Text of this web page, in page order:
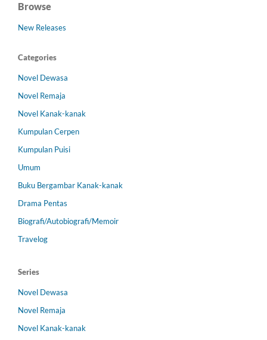
Browse
New Releases
Categories
Novel Dewasa
Novel Remaja
Novel Kanak-kanak
Kumpulan Cerpen
Kumpulan Puisi
Umum
Buku Bergambar Kanak-kanak
Drama Pentas
Biografi/Autobiografi/Memoir
Travelog
Series
Novel Dewasa
Novel Remaja
Novel Kanak-kanak